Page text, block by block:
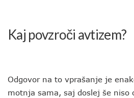
Kaj povzroči avtizem?
Odgovor na to vprašanje je
motnja sama, saj doslej še niso